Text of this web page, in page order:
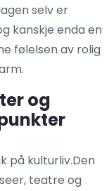
selv er
kanskje enda en
følelsen av rolig
og
på kulturliv.Den
teatre og